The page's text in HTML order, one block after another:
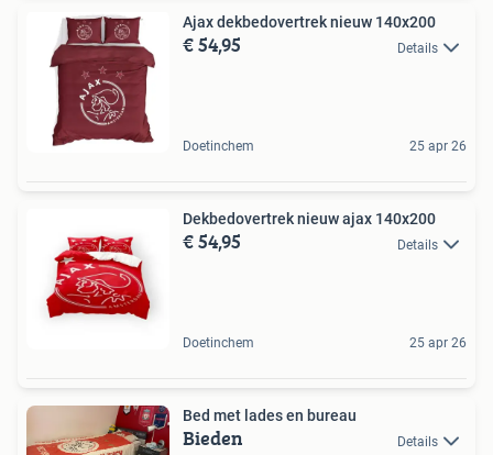
Ajax dekbedovertrek nieuw 140x200
€ 54,95 Details
Doetinchem 25 apr 26
Dekbedovertrek nieuw ajax 140x200
€ 54,95 Details
Doetinchem 25 apr 26
Bed met lades en bureau
Bieden Details